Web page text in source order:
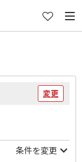
変更
条件を変更